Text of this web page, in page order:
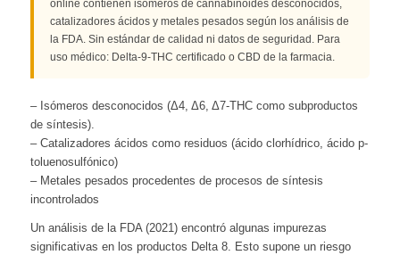
online contienen isómeros de cannabinoides desconocidos,
catalizadores ácidos y metales pesados según los análisis de
la FDA. Sin estándar de calidad ni datos de seguridad. Para
uso médico: Delta-9-THC certificado o CBD de la farmacia.
– Isómeros desconocidos (Δ4, Δ6, Δ7-THC como subproductos
de síntesis).
– Catalizadores ácidos como residuos (ácido clorhídrico, ácido p-
toluenosulfónico)
– Metales pesados procedentes de procesos de síntesis
incontrolados
Un análisis de la FDA (2021) encontró algunas impurezas
significativas en los productos Delta 8. Esto supone un riesgo